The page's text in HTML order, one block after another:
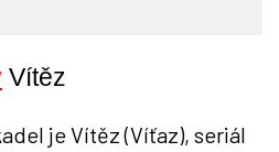
Vítěz
je Vítěz (Víťaz), seriál